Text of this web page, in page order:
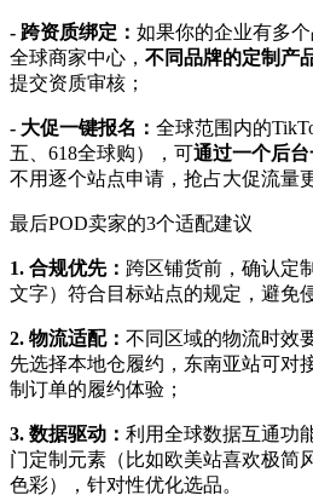
- 跨资质绑定： 如果你的企业有多
全球商家中心， 不同品牌的定制产
提交资质审核；
- 大促一键报名： 全球范围内的
五、618全球购），可通过一个后
不用逐个站点申请，抢占大促流量
最后POD卖家的3个适配建议
1. 合规优先： 跨区铺货前，确认定
文字）符合目标站点的规定，避免
2. 物流适配： 不同区域的物流时效
先选择本地仓履约，东南亚站可对
制订单的履约体验；
3. 数据驱动： 利用全球数据互通功
门定制元素（比如欧美站喜欢极简
色彩），针对性优化选品。